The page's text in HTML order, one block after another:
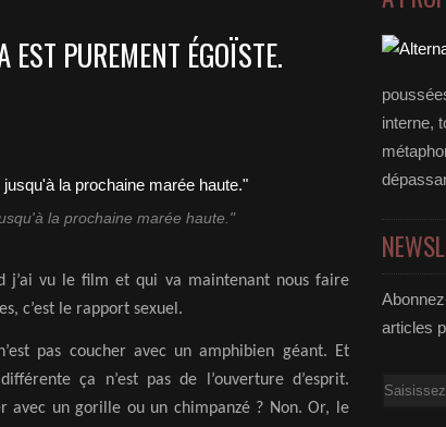
PUREMENT ÉGOÏSTE.
la prochaine marée haute."
j’ai vu le film et qui va maintenant nous faire
c’est le rapport sexuel.
pas coucher avec un amphibien géant. Et
ça n’est pas de l’ouverture d’esprit.
avec un gorille ou un chimpanzé ? Non. Or, le
interne,
articles
Email